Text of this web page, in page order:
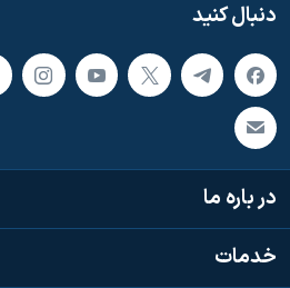
دنبال کنید
در باره ما
خدمات